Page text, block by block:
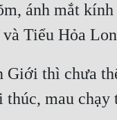
ánh mắt
Giới thì chưa